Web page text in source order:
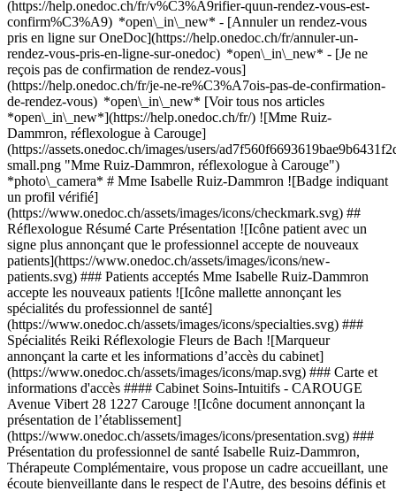
(https://help.onedoc.ch/fr/v%C3%A9rifier-quun-rendez-vous-est-
confirm%C3%A9) *open\_in\_new* - [Annuler un rendez-vous
pris en ligne sur OneDoc](https://help.onedoc.ch/fr/annuler-un-
rendez-vous-pris-en-ligne-sur-onedoc) *open\_in\_new* - [Je ne
reçois pas de confirmation de rendez-vous]
(https://help.onedoc.ch/fr/je-ne-re%C3%A7ois-pas-de-confirmation-
de-rendez-vous) *open\_in\_new* [Voir tous nos articles
*open\_in\_new*](https://help.onedoc.ch/fr/) ![Mme Ruiz-
Dammron, réflexologue à Carouge]
(https://assets.onedoc.ch/images/users/
small.png "Mme Ruiz-Dammron, réflexologue à Carouge")
*photo\_camera* # Mme Isabelle Ruiz-Dammron ![Badge indiquant
un profil vérifié]
(https://www.onedoc.ch/assets/images/icons/checkmark.svg) ##
Réflexologue Résumé Carte Présentation ![Icône patient avec un
signe plus annonçant que le professionnel accepte de nouveaux
patients](https://www.onedoc.ch/assets/images/icons/new-
patients.svg) ### Patients acceptés Mme Isabelle Ruiz-Dammron
accepte les nouveaux patients ![Icône mallette annonçant les
spécialités du professionnel de santé]
(https://www.onedoc.ch/assets/images/icons/specialties.svg) ###
Spécialités Reiki Réflexologie Fleurs de Bach ![Marqueur
annonçant la carte et les informations d’accès du cabinet]
(https://www.onedoc.ch/assets/images/icons/map.svg) ### Carte et
informations d'accès #### Cabinet Soins-Intuitifs - CAROUGE
Avenue Vibert 28 1227 Carouge ![Icône document annonçant la
présentation de l’établissement]
(https://www.onedoc.ch/assets/images/icons/presentation.svg) ###
Présentation du professionnel de santé Isabelle Ruiz-Dammron,
Thérapeute Complémentaire, vous propose un cadre accueillant, une
écoute bienveillante dans le respect de l'Autre, des besoins définis et